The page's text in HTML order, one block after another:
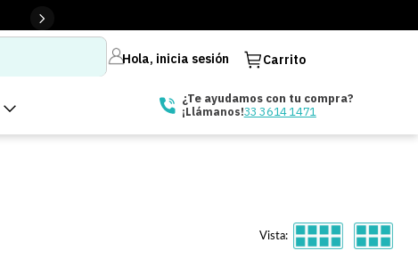
Hola, inicia sesión Carrito
¿Te ayudamos con tu compra?
¡Llámanos!33 3614 1471
Vista: